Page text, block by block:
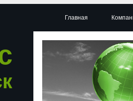
Главная